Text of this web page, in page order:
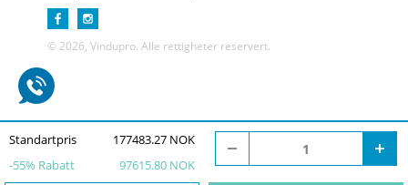
Standartpris
177483.27 NOK
-55% Rabatt 97615.80 NOK
© 2026, Vindupro. Alle rettigheter reservert.